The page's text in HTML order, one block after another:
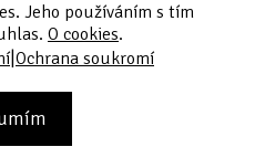
používání
soukromí
Jeho používáním s tím
O cookies.
|Ochrana soukromí